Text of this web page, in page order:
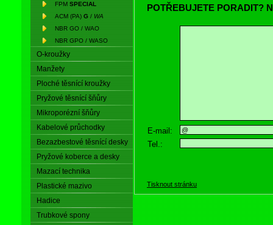
FPM SPECIAL
ACM (PA) G / WA
NBR GO / WAO
NBR GPO / WASO
O-kroužky
Manžety
Ploché těsnící kroužky
Pryžové těsnící šňůry
Mikroporézní šňůry
Kabelové průchodky
Bezazbestové těsnící desky
Pryžové koberce a desky
Mazací technika
Plastické mazivo
Hadice
Trubkové spony
POTŘEBUJETE PORADIT?
E-mail:
Tel.:
Tisknout stránku